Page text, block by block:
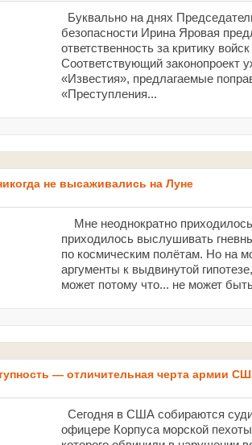
Буквально на днях
безопасности Ирина Яровая
ответственность за критику
Соответствующий законопроект
«Известия», предлагаемые
«Преступления...
не высаживались на Луне
Мне неоднократно
приходилось выслушивать
по космическим полётам. Но на
аргументы к выдвинутой
может потому что... не может
— отличительная черта армии
Сегодня в США собираются
офицере Корпуса морской